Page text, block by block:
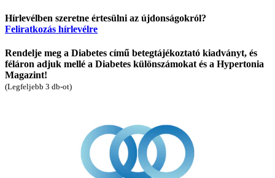
Hírlevélben szeretne értesülni az újdonságokról?
Feliratkozás hírlevélre
Rendelje meg a Diabetes című betegtájékoztató kiadványt, és
féláron adjuk mellé a Diabetes különszámokat és a Hypertonia
Magazint!
(Legfeljebb 3 db-ot)